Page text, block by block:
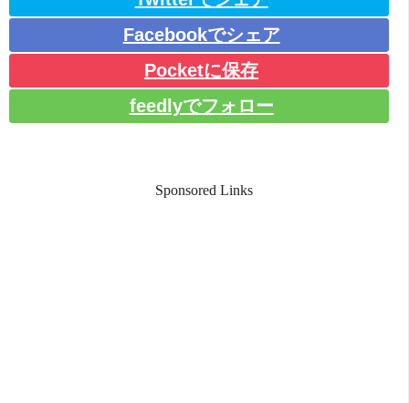
Facebookでシェア
Pocketに保存
feedlyでフォロー
Sponsored Links